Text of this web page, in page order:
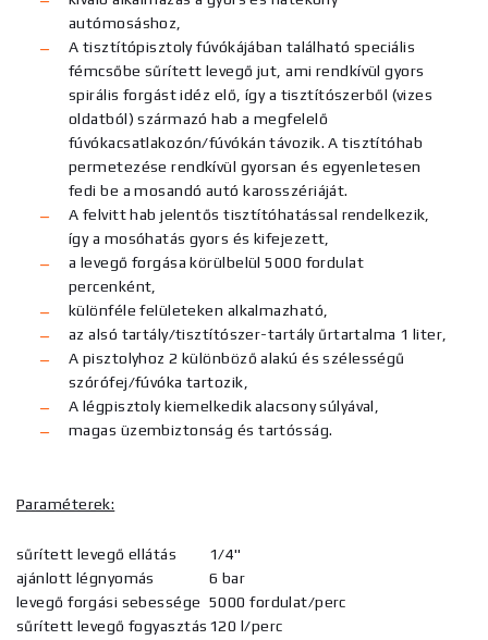
autómosáshoz,
A tisztítópisztoly fúvókájában található speciális
fémcsőbe sűrített levegő jut, ami rendkívül gyors
spirális forgást idéz elő, így a tisztítószerből (vizes
oldatból) származó hab a megfelelő
fúvókacsatlakozón/fúvókán távozik. A tisztítóhab
permetezése rendkívül gyorsan és egyenletesen
fedi be a mosandó autó karosszériáját.
A felvitt hab jelentős tisztítóhatással rendelkezik,
így a mosóhatás gyors és kifejezett,
a levegő forgása körülbelül 5000 fordulat
percenként,
különféle felületeken alkalmazható,
az alsó tartály/tisztítószer-tartály űrtartalma 1 liter,
A pisztolyhoz 2 különböző alakú és szélességű
szórófej/fúvóka tartozik,
A légpisztoly kiemelkedik alacsony súlyával,
magas üzembiztonság és tartósság.
Paraméterek:
sűrített levegő ellátás
ajánlott légnyomás
levegő forgási sebessége
sűrített levegő fogyasztás
1/4"
6 bar
5000 fordulat/perc
120 l/perc